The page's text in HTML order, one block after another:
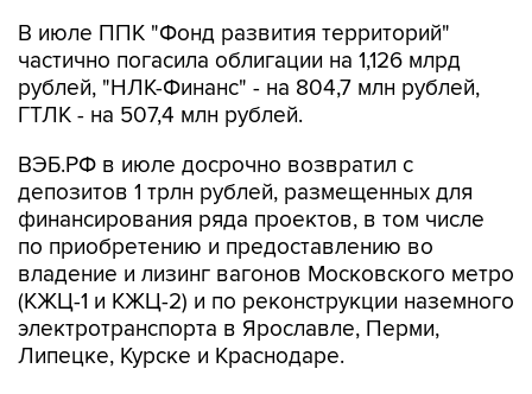
В июле ППК "Фонд развития территорий"
частично погасила облигации на 1,126 млрд
рублей, "НЛК-Финанс" - на 804,7 млн рублей,
ГТЛК - на 507,4 млн рублей.
ВЭБ.РФ в июле досрочно возвратил с
депозитов 1 трлн рублей, размещенных для
финансирования ряда проектов, в том числе
по приобретению и предоставлению во
владение и лизинг вагонов Московского метро
(КЖЦ-1 и КЖЦ-2) и по реконструкции наземного
электротранспорта в Ярославле, Перми,
Липецке, Курске и Краснодаре.